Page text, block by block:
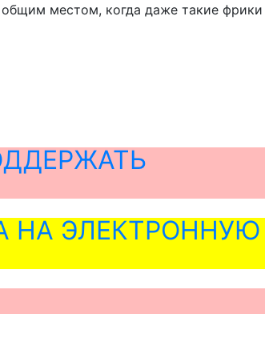
общим местом, когда даже такие фрики
НА ЭЛЕКТРОННУЮ